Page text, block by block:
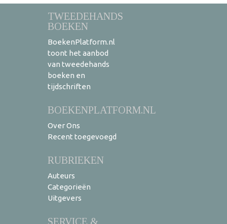
TWEEDEHANDS
BOEKEN
BoekenPlatform.nl
toont het aanbod
van tweedehands
boeken en
tijdschriften
BOEKENPLATFORM.NL
Over Ons
Recent toegevoegd
RUBRIEKEN
Auteurs
Categorieën
Uitgevers
SERVICE &